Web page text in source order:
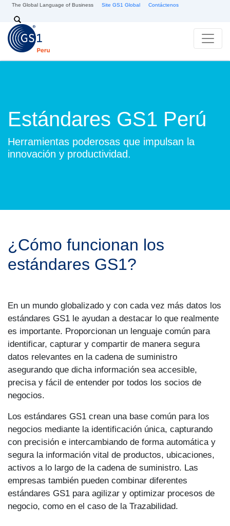
Skip to main content
The Global Language of Business Site GS1 Global Contáctenos
Search
Estándares GS1 Perú
Herramientas poderosas que impulsan la
innovación y productividad.
¿Cómo funcionan los
estándares GS1?
En un mundo globalizado y con cada vez más datos los
estándares GS1 le ayudan a destacar lo que realmente
es importante. Proporcionan un lenguaje común para
identificar, capturar y compartir de manera segura
datos relevantes en la cadena de suministro
asegurando que dicha información sea accesible,
precisa y fácil de entender por todos los socios de
negocios.
Los estándares GS1 crean una base común para los
negocios mediante la identificación única, capturando
con precisión e intercambiando de forma automática y
segura la información vital de productos, ubicaciones,
activos a lo largo de la cadena de suministro. Las
empresas también pueden combinar diferentes
estándares GS1 para agilizar y optimizar procesos de
negocio, como en el caso de la Trazabilidad.